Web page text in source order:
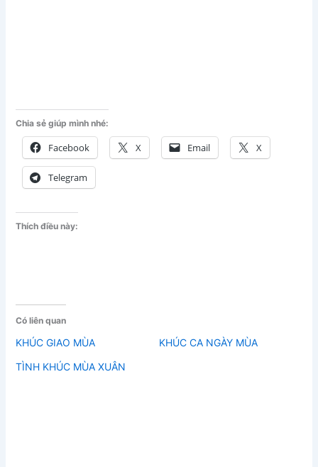
Chia sẻ giúp mình nhé:
Facebook X Email X
Telegram
Thích điều này:
Có liên quan
KHÚC GIAO MÙA
KHÚC CA NGÀY MÙA
TÌNH KHÚC MÙA XUÂN